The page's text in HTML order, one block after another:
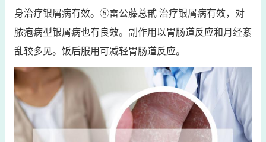
身治疗银屑病有效。⑤雷公藤总甙 治疗银屑病有效，对
脓疱病型银屑病也有良效。副作用以胃肠道反应和月经紊
乱较多见。饭后服用可减轻胃肠道反应。